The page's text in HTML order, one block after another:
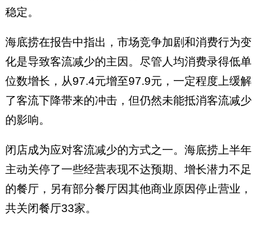
稳定。
海底捞在报告中指出，市场竞争加剧和消费行为变
化是导致客流减少的主因。尽管人均消费录得低单
位数增长，从97.4元增至97.9元，一定程度上缓解
了客流下降带来的冲击，但仍然未能抵消客流减少
的影响。
闭店成为应对客流减少的方式之一。海底捞上半年
主动关停了一些经营表现不达预期、增长潜力不足
的餐厅，另有部分餐厅因其他商业原因停止营业，
共关闭餐厅33家。